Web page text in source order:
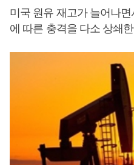
미국 원유 재고가 늘어나
에 따른 충격을 다소 상쇄